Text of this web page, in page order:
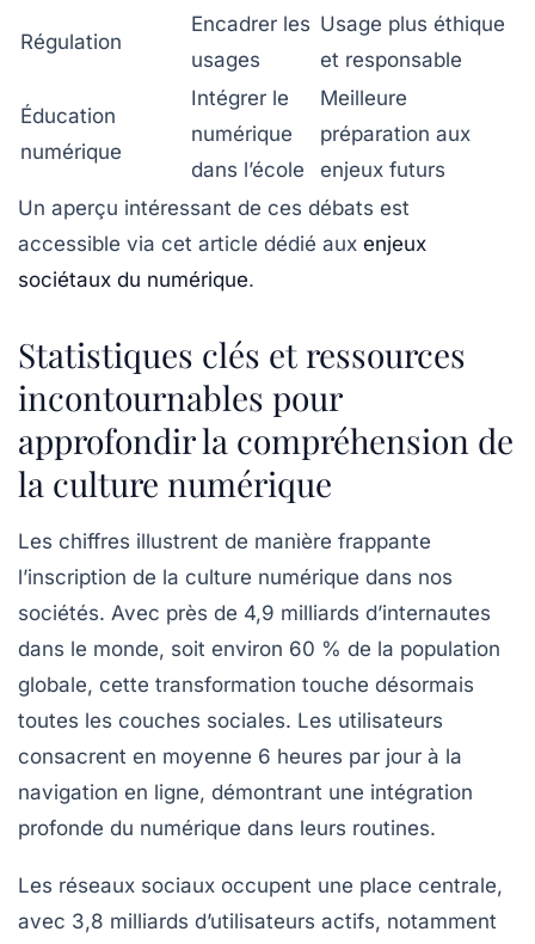
Régulation
Encadrer les
usages
Usage plus éthique
et responsable
Éducation
numérique
Intégrer le
numérique
dans l’école
Meilleure
préparation aux
enjeux futurs
Un aperçu intéressant de ces débats est
accessible via cet article dédié aux enjeux
sociétaux du numérique.
Statistiques clés et ressources
incontournables pour
approfondir la compréhension de
la culture numérique
Les chiffres illustrent de manière frappante
l’inscription de la culture numérique dans nos
sociétés. Avec près de 4,9 milliards d’internautes
dans le monde, soit environ 60 % de la population
globale, cette transformation touche désormais
toutes les couches sociales. Les utilisateurs
consacrent en moyenne 6 heures par jour à la
navigation en ligne, démontrant une intégration
profonde du numérique dans leurs routines.
Les réseaux sociaux occupent une place centrale,
avec 3,8 milliards d’utilisateurs actifs, notamment